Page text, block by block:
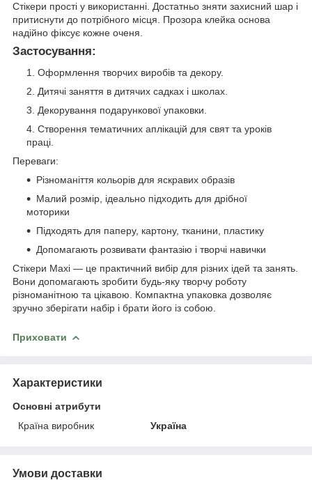
Стікери прості у використанні. Достатньо зняти захисний шар і
притиснути до потрібного місця. Прозора клейка основа
надійно фіксує кожне оченя.
Застосування:
Оформлення творчих виробів та декору.
Дитячі заняття в дитячих садках і школах.
Декорування подарункової упаковки.
Створення тематичних аплікацій для свят та уроків
праці.
Переваги:
Різноманіття кольорів для яскравих образів
Малий розмір, ідеально підходить для дрібної
моторики
Підходять для паперу, картону, тканини, пластику
Допомагають розвивати фантазію і творчі навички
Стікери Maxi — це практичний вибір для різних ідей та занять.
Вони допомагають зробити будь-яку творчу роботу
різноманітною та цікавою. Компактна упаковка дозволяє
зручно зберігати набір і брати його із собою.
Приховати
Характеристики
Основні атрибути
Країна виробник
Україна
Умови доставки